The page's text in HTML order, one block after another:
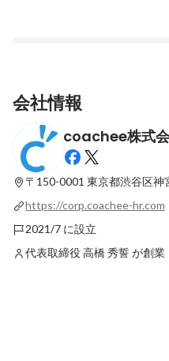
【coacheeの働き方】ーもっと
創造的にはたらけるー
最新順で表示
会社情報
coachee株式
〒150-0001 東京都渋谷区神
https://corp.coachee-hr.com
2021/7 に設立
代表取締役 高橋 秀誓 が創業